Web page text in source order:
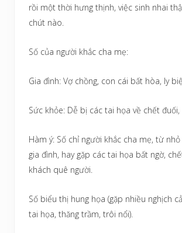
rồi một thời hưng thịnh, việc sinh nhai
chút nào.
Số của người khắc cha mẹ:
Gia đình: Vợ chồng, con cái bất hòa, ly
Sức khỏe: Dễ bị các tai họa về chết đuối,
Hàm ý: Số chỉ người khắc cha mẹ, từ
gia đình, hay gặp các tai họa bất ngờ,
khách quê người.
Số biểu thị hung họa (gặp nhiều nghịch
tai họa, thăng trầm, trôi nổi).